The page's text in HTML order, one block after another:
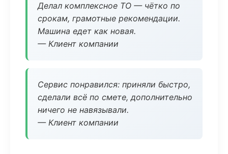
Делал комплексное ТО — чётко по
срокам, грамотные рекомендации.
Машина едет как новая.
— Клиент компании
Сервис понравился: приняли быстро,
сделали всё по смете, дополнительно
ничего не навязывали.
— Клиент компании